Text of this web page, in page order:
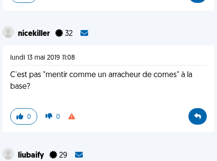
nicekiller 32
lundi 13 mai 2019 11:08
C'est pas "mentir comme un arracheur de cornes" à la
base?
0 0
liubaify 29